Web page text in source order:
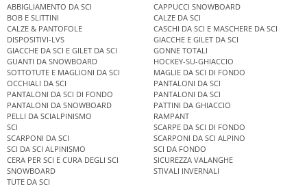
ABBIGLIAMENTO DA SCI
CAPPUCCI SNOWBOARD
BOB E SLITTINI
CALZE DA SCI
CALZE & PANTOFOLE
CASCHI DA SCI E MASCHERE DA SCI
DISPOSITIVI-LVS
GIACCHE E GILET DA SCI
GIACCHE DA SCI E GILET DA SCI
GONNE TOTALI
GUANTI DA SNOWBOARD
HOCKEY-SU-GHIACCIO
SOTTOTUTE E MAGLIONI DA SCI
MAGLIE DA SCI DI FONDO
OCCHIALI DA SCI
PANTALONI DA SCI
PANTALONI DA SCI DI FONDO
PANTALONI DA SCI
PANTALONI DA SNOWBOARD
PATTINI DA GHIACCIO
PELLI DA SCIALPINISMO
RAMPANT
SCI
SCARPE DA SCI DI FONDO
SCARPONI DA SCI
SCARPONI DA SCI ALPINO
SCI DA SCI ALPINISMO
SCI DA FONDO
CERA PER SCI E CURA DEGLI SCI
SICUREZZA VALANGHE
SNOWBOARD
STIVALI INVERNALI
TUTE DA SCI